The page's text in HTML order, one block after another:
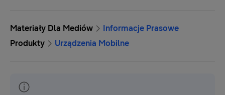
Materiały Dla Mediów
Informacje Prasowe
Produkty
Urządzenia Mobilne